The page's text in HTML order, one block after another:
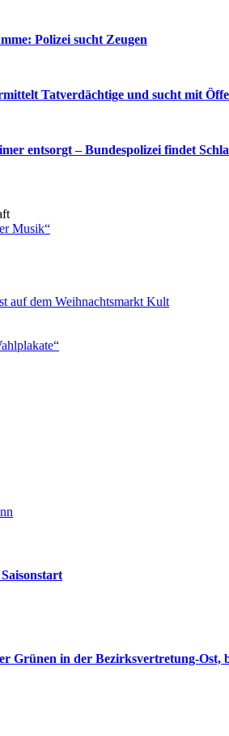
Polizei sucht Zeugen
Tatverdächtige und sucht mit
entsorgt – Bundespolizei findet
Musik“
auf dem Weihnachtsmarkt Kult
Grünen in der Bezirksvertretung-Ost,